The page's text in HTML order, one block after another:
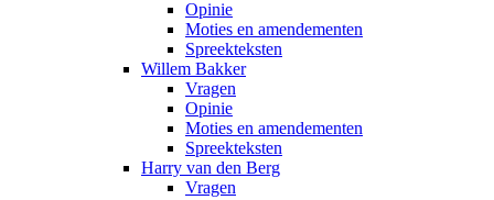
Opinie
Moties en amendementen
Spreekteksten
Willem Bakker
Vragen
Opinie
Moties en amendementen
Spreekteksten
Harry van den Berg
Vragen